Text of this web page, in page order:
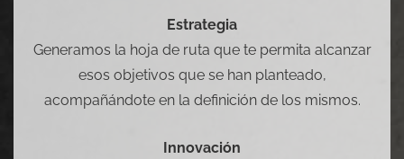
Estrategia
Generamos la hoja de ruta que te permita alcanzar
esos objetivos que se han planteado,
acompañándote en la definición de los mismos.
Innovación